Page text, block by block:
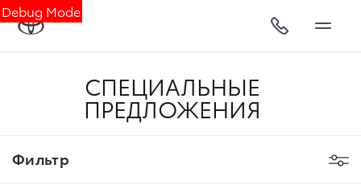
Debug Mode
СПЕЦИАЛЬНЫЕ
ПРЕДЛОЖЕНИЯ
Фильтр